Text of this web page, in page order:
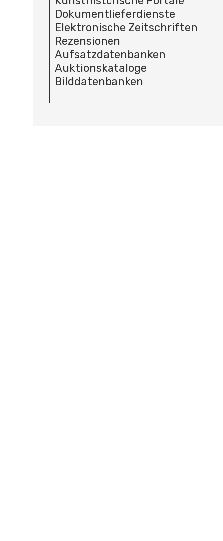
Dokumentlieferdienste
Elektronische Zeitschriften
Rezensionen
Aufsatzdatenbanken
Auktionskataloge
Bilddatenbanken